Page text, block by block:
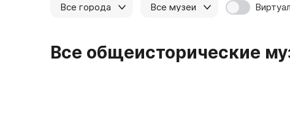
Все города Все музеи
Все общеисторические